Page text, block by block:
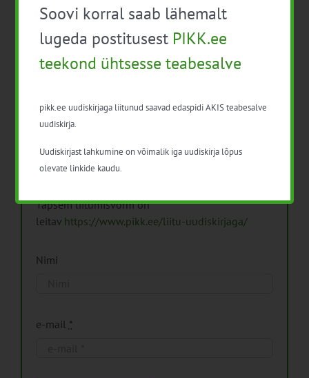
Pikk.ee uudiskirjaga liitumine.
Isikuandmeid töötleme vastavalt
Isikuandmete
Täpsem liitumisvorm on
leitav https://www.pikk.ee/liitu-uudiskirjaga/
Nimi
e-mail *
Soovi korral saab lähemalt
lugeda postitusest PIKK.ee
teekond ühtsesse teabesalve
pikk.ee uudiskirjaga liitunud saavad edaspidi AKIS teabesalve
uudiskirja.
Uudiskirjast lahkumine on võimalik iga uudiskirja lõpus
olevate linkide kaudu.